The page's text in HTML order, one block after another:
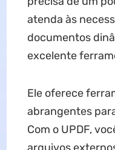
atenda às
documentos
excelente
Ele oferece
abrangentes
Com o UPDF,